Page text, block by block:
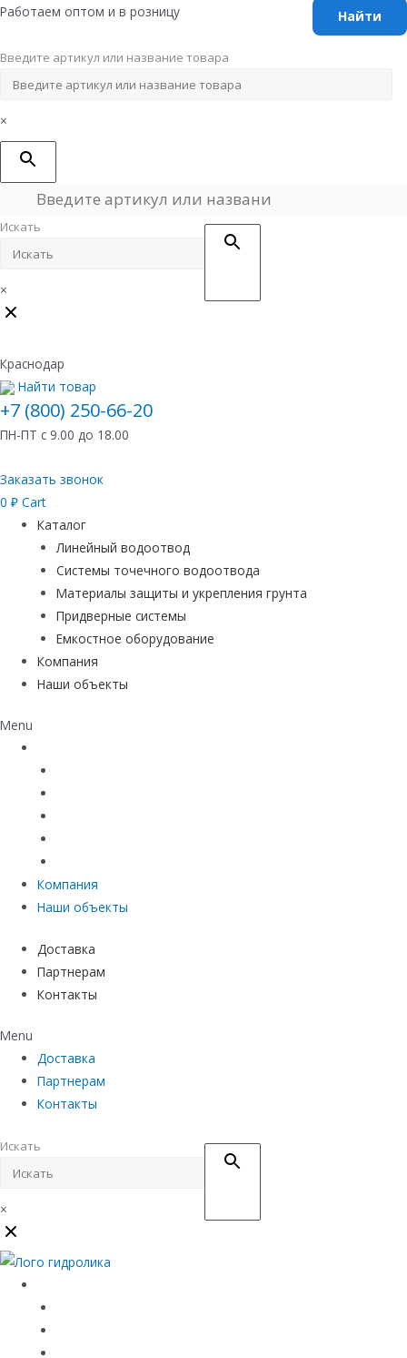
Перейти
содержимому
Работаем оптом и в розницу
Введите артикул или название товара
×
Искать
×
Краснодар
Найти товар
+7 (800) 250-66-20
ПН-ПТ с 9.00 до 18.00
Заказать звонок
0 ₽ Cart
Каталог
Линейный водоотвод
Системы точечного водоотвода
Материалы защиты и укрепления грунта
Придверные системы
Емкостное оборудование
Компания
Наши объекты
Menu
Компания
Наши объекты
Доставка
Партнерам
Контакты
Menu
Доставка
Партнерам
Контакты
Искать
×